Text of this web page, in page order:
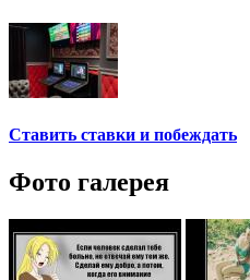
Ставить ставки и побеждать
Фото галерея